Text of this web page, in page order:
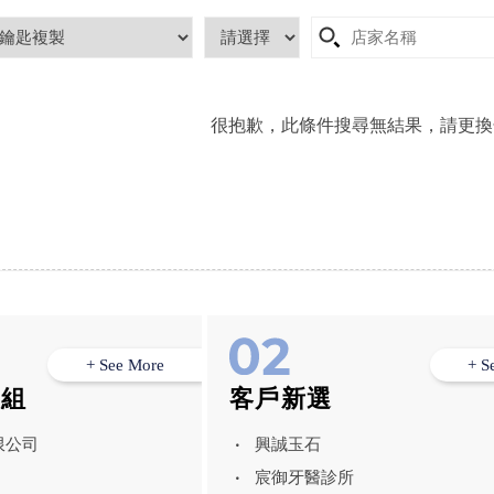
很抱歉，此條件搜尋無結果，請更
公司
+ See More
客戶新選
興誠玉石
宸御牙醫診所
+